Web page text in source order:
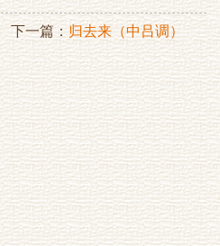
下一篇：归去来（中吕调）